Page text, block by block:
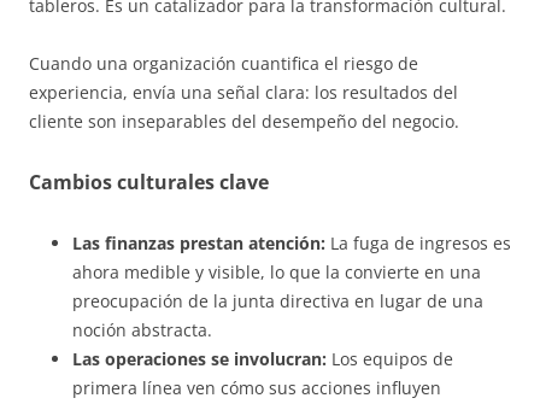
tableros. Es un catalizador para la transformación cultural.
Cuando una organización cuantifica el riesgo de
experiencia, envía una señal clara: los resultados del
cliente son inseparables del desempeño del negocio.
Cambios culturales clave
Las finanzas prestan atención: La fuga de ingresos es
ahora medible y visible, lo que la convierte en una
preocupación de la junta directiva en lugar de una
noción abstracta.
Las operaciones se involucran: Los equipos de
primera línea ven cómo sus acciones influyen